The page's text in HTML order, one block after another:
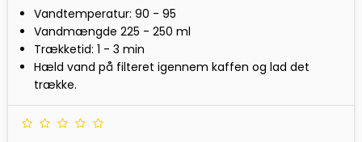
Vandtemperatur: 90 - 95
Vandmængde 225 - 250 ml
Trækketid: 1 - 3 min
Hæld vand på filteret igennem kaffen og lad det
trække.